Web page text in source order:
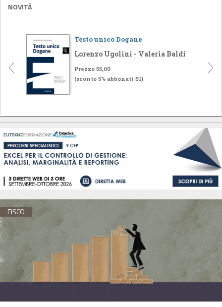
NOVITÁ
Testo unico Dogane
Lorenzo Ugolini - Valeria Baldi
Prezzo 55,00
(sconto 5% abbonati SI)
FISCO